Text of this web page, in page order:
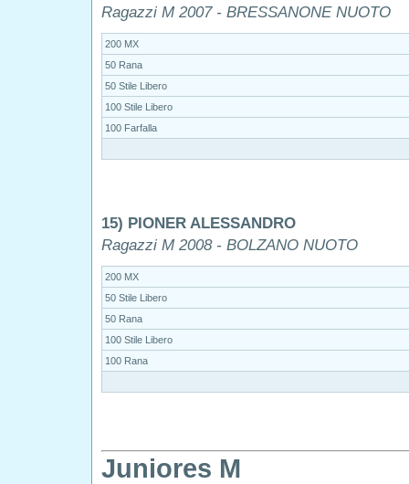
Ragazzi M 2007 - BRESSANONE NUOTO
200 MX
50 Rana
50 Stile Libero
100 Stile Libero
100 Farfalla
15) PIONER ALESSANDRO
Ragazzi M 2008 - BOLZANO NUOTO
200 MX
50 Stile Libero
50 Rana
100 Stile Libero
100 Rana
Juniores M